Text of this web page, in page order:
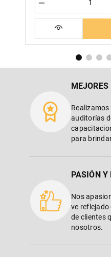
MEJORES
auditorías
para
PASIÓN Y
Nos
ve
de clientes
nosotros.